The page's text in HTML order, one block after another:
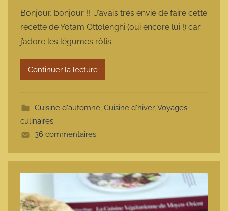
r
m
a
r
t
Bonjour, bonjour !! J’avais très envie de faire cette
recette de Yotam Ottolenghi (oui encore lui !) car
j’adore les légumes rôtis
Continuer la lecture
Cuisine d'automne, Cuisine d'hiver,Voyages
culinaires
36 commentaires